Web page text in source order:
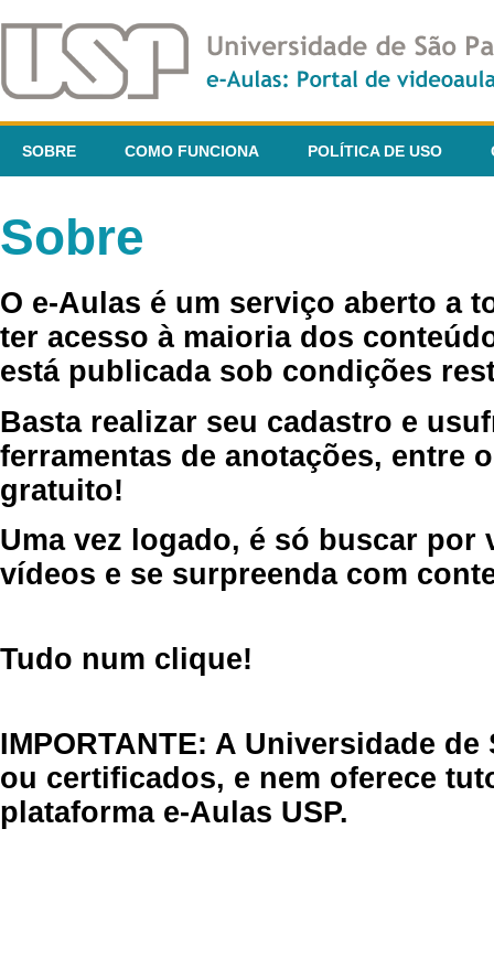
SOBRE COMO FUNCIONA POLÍTICA DE USO
Sobre
O e-Aulas é um serviço aberto a
ter acesso à maioria dos
está publicada sob condições
Basta realizar seu cadastro e
ferramentas de anotações, entre
gratuito!
Uma vez logado, é só buscar por
vídeos e se surpreenda com
Tudo num clique!
IMPORTANTE: A Universidade
ou certificados, e nem oferece
plataforma e-Aulas USP.